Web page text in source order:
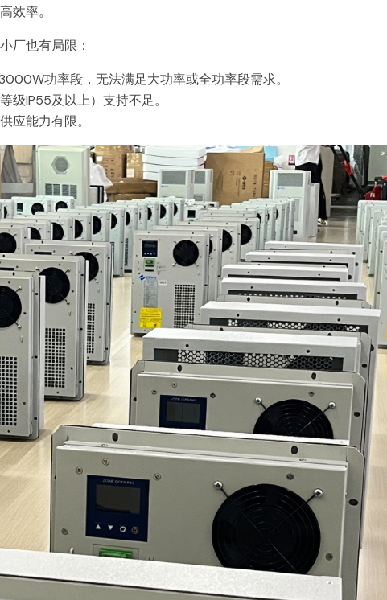
效率。
厂也有局限：
功率段，无法满足大功率或全功率段需求。
级IP55及以上）支持不足。
应能力有限。